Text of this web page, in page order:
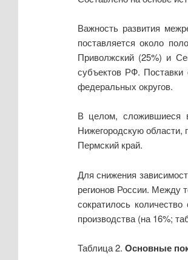
Важность развития
поставляется около
Приволжский (25%) и
субъектов РФ. Поставки
федеральных округов.
В целом, сложившиеся
Нижегородскую области,
Пермский край.
Для снижения
регионов России. Между
сократилось
производства (на 16%;
Таблица 2. Основные